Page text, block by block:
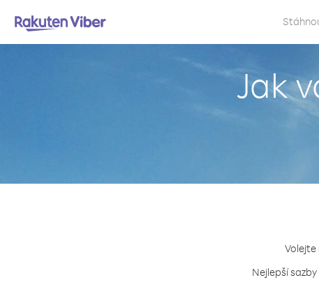
Jak
Volejte
Nejlepší